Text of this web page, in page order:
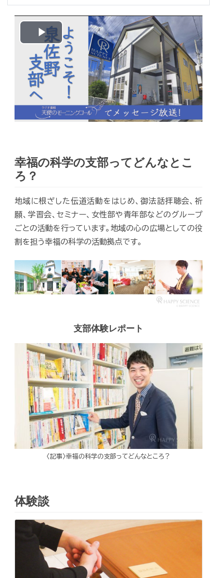
Play
Video
幸福の科学の支部ってどんなとこ
ろ？
地域に根ざした伝道活動をはじめ、御法話拝聴会、祈
願、学習会、セミナー、女性部や青年部などのグループ
ごとの活動を行っています。地域の心の広場としての役
割を担う幸福の科学の活動拠点です。
支部体験レポート
〈記事〉幸福の科学の支部ってどんなところ？
体験談